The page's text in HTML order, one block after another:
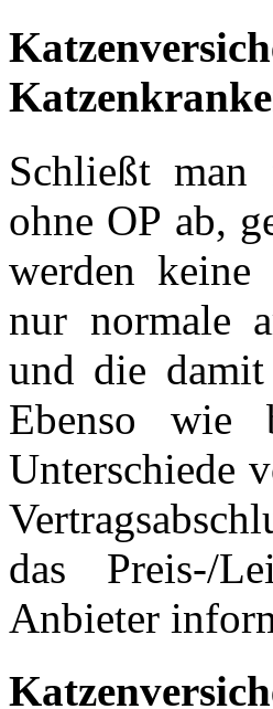
Schließt man
ohne OP ab,
werden keine
nur normale
und die damit
Ebenso wie
Unterschiede
das Preis-/
Anbieter